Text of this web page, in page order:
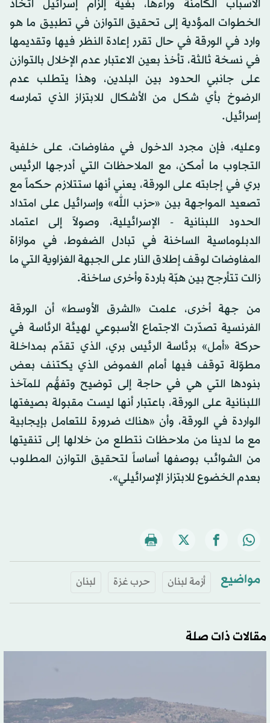
الأسباب الكامنة وراءها، بغية إلزام إسرائيل اتخاذ
الخطوات المؤدية إلى تحقيق التوازن في تطبيق ما هو
وارد في الورقة في حال تقرر إعادة النظر فيها وتقديمها
في نسخة ثالثة، تأخذ بعين الاعتبار عدم الإخلال بالتوازن
على جانبي الحدود بين البلدين، وهذا يتطلب عدم
الرضوخ بأي شكل من الأشكال للابتزاز الذي تمارسه
إسرائيل.
وعليه، فإن مجرد الدخول في مفاوضات، على خلفية
التجاوب ما أمكن، مع الملاحظات التي أدرجها الرئيس
بري في إجابته على الورقة، يعني أنها ستتلازم حكماً مع
تصعيد المواجهة بين «حزب الله» وإسرائيل على امتداد
الحدود اللبنانية - الإسرائيلية، وصولاً إلى اعتماد
الدبلوماسية الساخنة في تبادل الضغوط، في موازاة
المفاوضات لوقف إطلاق النار على الجبهة الغزاوية التي ما
زالت تتأرجح بين هبّة باردة وأخرى ساخنة.
من جهة أخرى، علمت «الشرق الأوسط» أن الورقة
الفرنسية تصدّرت الاجتماع الأسبوعي لهيئة الرئاسة في
حركة «أمل» برئاسة الرئيس بري، الذي تقدّم بمداخلة
مطوّلة توقف فيها أمام الغموض الذي يكتنف بعض
بنودها التي هي في حاجة إلى توضيح وتفهُّم للمآخذ
اللبنانية على الورقة، باعتبار أنها ليست مقبولة بصيغتها
الواردة في الورقة، وأن «هناك ضرورة للتعامل بإيجابية
مع ما لدينا من ملاحظات نتطلع من خلالها إلى تنقيتها
من الشوائب بوصفها أساساً لتحقيق التوازن المطلوب
بعدم الخضوع للابتزاز الإسرائيلي».
مواضيع أزمة لبنان حرب غزة لبنان
مقالات ذات صلة